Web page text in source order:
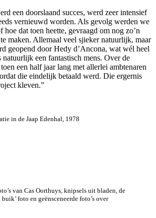
een doorslaand succes, werd zeer intensief
vernieuwd worden. Als gevolg werden we
dat toen heette, gevraagd om nog zo’n
maken. Allemaal veel sjieker natuurlijk, maar
geopend door Hedy d’Ancona, wat wél heel
een fantastisch mens. Over de
een half jaar lang met allerlei ambtenaren
die eindelijk betaald werd. Die ergernis
kleven.”
in de Jaap Edenhal, 1978
van Cas Oorthuys, knipsels uit bladen, de
foto en geënsceneerde foto’s over